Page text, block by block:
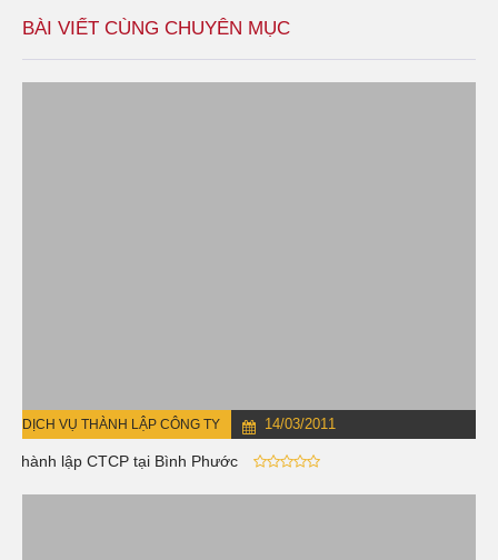
BÀI VIẾT CÙNG CHUYÊN MỤC
DỊCH VỤ THÀNH LẬP CÔNG TY 14/03/2011
Thành lập CTCP tại Bình Phước